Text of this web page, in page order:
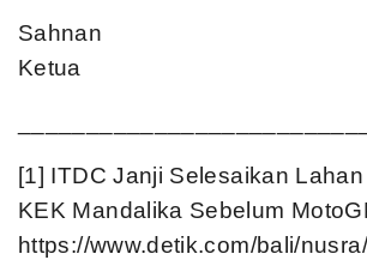
Sahnan
Ketua
[1] ITDC Janji Selesaikan
KEK Mandalika Sebelum
https://www.detik.com/bali/